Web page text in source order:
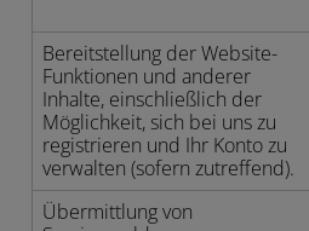
Bereitstellung der Website-
Funktionen und anderer
Inhalte, einschließlich der
Möglichkeit, sich bei uns zu
registrieren und Ihr Konto zu
verwalten (sofern zutreffend).
Übermittlung von